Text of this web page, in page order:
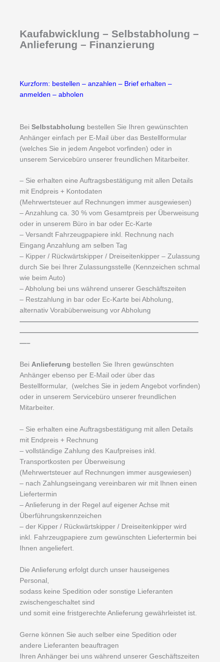
Kaufabwicklung – Selbstabholung –
Anlieferung – Finanzierung
Kurzform: bestellen – anzahlen – Brief erhalten –
anmelden – abholen
Bei Selbstabholung bestellen Sie Ihren gewünschten
Anhänger einfach per E-Mail über das Bestellformular
(welches Sie in jedem Angebot vorfinden) oder in
unserem Servicebüro unserer freundlichen Mitarbeiter.
– Sie erhalten eine Auftragsbestätigung mit allen Details
mit Endpreis + Kontodaten
(Mehrwertsteuer auf Rechnungen immer ausgewiesen)
– Anzahlung ca. 30 % vom Gesamtpreis per Überweisung
oder in unserem Büro in bar oder Ec-Karte
– Versandt Fahrzeugpapiere inkl. Rechnung nach
Eingang Anzahlung am selben Tag
– Kipper / Rückwärtskipper / Dreiseitenkipper – Zulassung
durch Sie bei Ihrer Zulassungsstelle (Kennzeichen schmal
wie beim Auto)
– Abholung bei uns während unserer Geschäftszeiten
– Restzahlung in bar oder Ec-Karte bei Abholung,
alternativ Vorabüberweisung vor Abholung
——————————————————————————
——————————————————————————
—–
Bei Anlieferung bestellen Sie Ihren gewünschten
Anhänger ebenso per E-Mail oder über das
Bestellformular, (welches Sie in jedem Angebot vorfinden)
oder in unserem Servicebüro unserer freundlichen
Mitarbeiter.
– Sie erhalten eine Auftragsbestätigung mit allen Details
mit Endpreis + Rechnung
– vollständige Zahlung des Kaufpreises inkl.
Transportkosten per Überweisung
(Mehrwertsteuer auf Rechnungen immer ausgewiesen)
– nach Zahlungseingang vereinbaren wir mit Ihnen einen
Liefertermin
– Anlieferung in der Regel auf eigener Achse mit
Überführungskennzeichen
– der Kipper / Rückwärtskipper / Dreiseitenkipper wird
inkl. Fahrzeugpapiere zum gewünschten Liefertermin bei
Ihnen angeliefert.
Die Anlieferung erfolgt durch unser hauseigenes
Personal,
sodass keine Spedition oder sonstige Lieferanten
zwischengeschaltet sind
und somit eine fristgerechte Anlieferung gewährleistet ist.
Gerne können Sie auch selber eine Spedition oder
andere Lieferanten beauftragen
Ihren Anhänger bei uns während unserer Geschäftszeiten